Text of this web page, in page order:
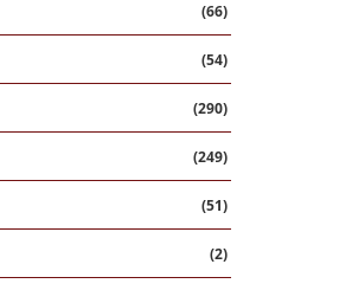
(66)
(54)
(290)
(249)
(51)
(2)